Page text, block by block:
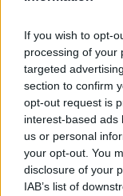
If you wish to opt-
processing of your
targeted
section to confirm
opt-out request is
interest-based ads
us or personal
your opt-out. You
disclosure of your
IAB’s list of
Név
E-mail cím
Feliratkozom a
szabályzatot!